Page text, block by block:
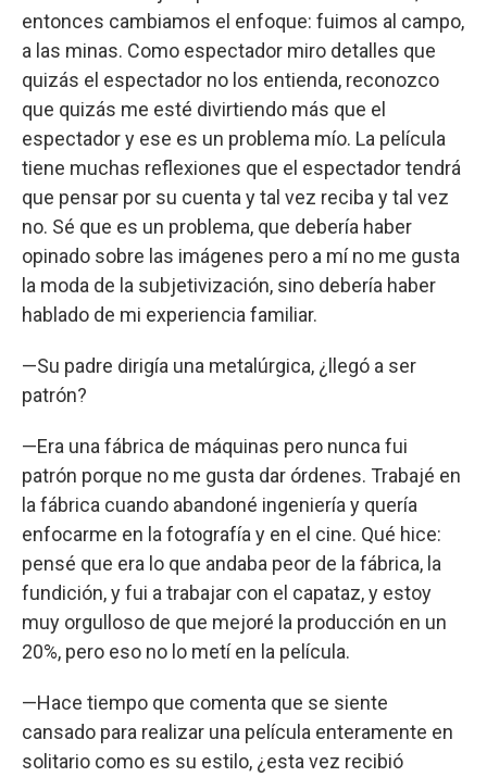
entonces cambiamos el enfoque: fuimos al campo,
a las minas. Como espectador miro detalles que
quizás el espectador no los entienda, reconozco
que quizás me esté divirtiendo más que el
espectador y ese es un problema mío. La película
tiene muchas reflexiones que el espectador tendrá
que pensar por su cuenta y tal vez reciba y tal vez
no. Sé que es un problema, que debería haber
opinado sobre las imágenes pero a mí no me gusta
la moda de la subjetivización, sino debería haber
hablado de mi experiencia familiar.
—Su padre dirigía una metalúrgica, ¿llegó a ser
patrón?
—Era una fábrica de máquinas pero nunca fui
patrón porque no me gusta dar órdenes. Trabajé en
la fábrica cuando abandoné ingeniería y quería
enfocarme en la fotografía y en el cine. Qué hice:
pensé que era lo que andaba peor de la fábrica, la
fundición, y fui a trabajar con el capataz, y estoy
muy orgulloso de que mejoré la producción en un
20%, pero eso no lo metí en la película.
—Hace tiempo que comenta que se siente
cansado para realizar una película enteramente en
solitario como es su estilo, ¿esta vez recibió